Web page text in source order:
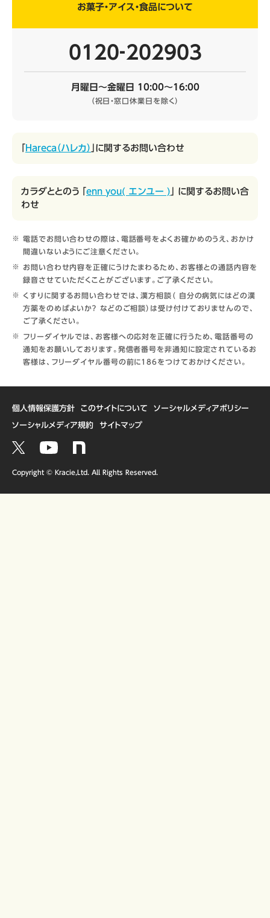
お菓子・アイス・食品について
0120‐202903
月曜日～金曜日 10:00～16:00
（祝日・窓口休業日を除く）
Hareca（ハレカ） 」に関するお問い合わせ
カラダととのう 「 enn you( エンユー ) 」 に関するお問い合
わせ
電話でお問い合わせの際は、電話番号をよくお確かめのうえ、おかけ
間違いないようにご注意ください。
お問い合わせ内容を正確にうけたまわるため、お客様との通話内容を
録音させていただくことがございます。ご了承ください。
くすりに関するお問い合わせでは、漢方相談（ 自分の病気にはどの漢
方薬をのめばよいか？ などのご相談）は受け付けておりませんので、
ご了承ください。
フリーダイヤルでは、お客様への応対を正確に行うため、電話番号の
通知をお願いしております。発信者番号を非通知に設定されているお
客様は、フリーダイヤル番号の前に186をつけておかけください。
個人情報保護方針 このサイトについて ソーシャルメディアポリシー
ソーシャルメディア規約 サイトマップ
Copyright © Kracie,Ltd. All Rights Reserved.